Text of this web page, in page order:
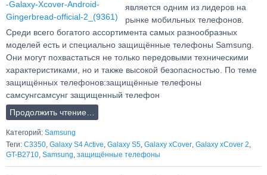
является одним из лидеров на
рынке мобильных телефонов.
Среди всего богатого ассортимента самых разнообразных
моделей есть и специально защищённые телефоны Samsung.
Они могут похвастаться не только передовыми техническими
характеристиками, но и также высокой безопасностью. По теме
защищённых телефонов:защищённые телефоны
самсунгсамсунг защищенный телефон
Продолжить чтение…
Категорий: Samsung
Теги: C3350 Galaxy S4 Active Galaxy S5 Galaxy xCover Galaxy xCover 2
GT-B2710 Samsung защищённые телефоны